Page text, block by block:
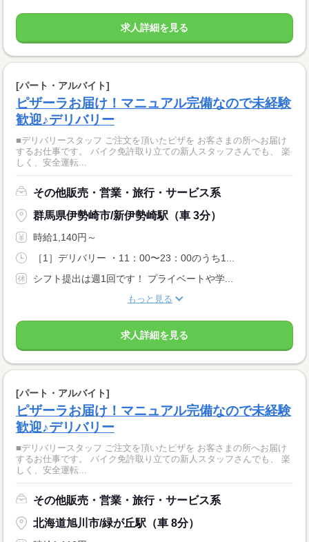
求人詳細を見る
[パート・アルバイト]
ピザーラお届け！マニュアル完備なので未経験
歓迎♪デリバリー
■デリバリースタッフ ご注文を頂いたピザを お客さまの所へお届け
するお仕事です。 バイク免許取り立ての新人スタッフさんでも、 楽
しく、安全運転...
その他販売・営業・旅行・サービス系
群馬県伊勢崎市/新伊勢崎駅（車 3分）
時給1,140円～
［1］デリバリー ・11：00〜23：00のうち1...
シフト提出は週1回です！ プライベートや学...
もっと見る
求人詳細を見る
[パート・アルバイト]
ピザーラお届け！マニュアル完備なので未経験
歓迎♪デリバリー
■デリバリースタッフ ご注文を頂いたピザを お客さまの所へお届け
するお仕事です。 バイク免許取り立ての新人スタッフさんでも、 楽
しく、安全運転...
その他販売・営業・旅行・サービス系
北海道旭川市/緑が丘駅（車 8分）